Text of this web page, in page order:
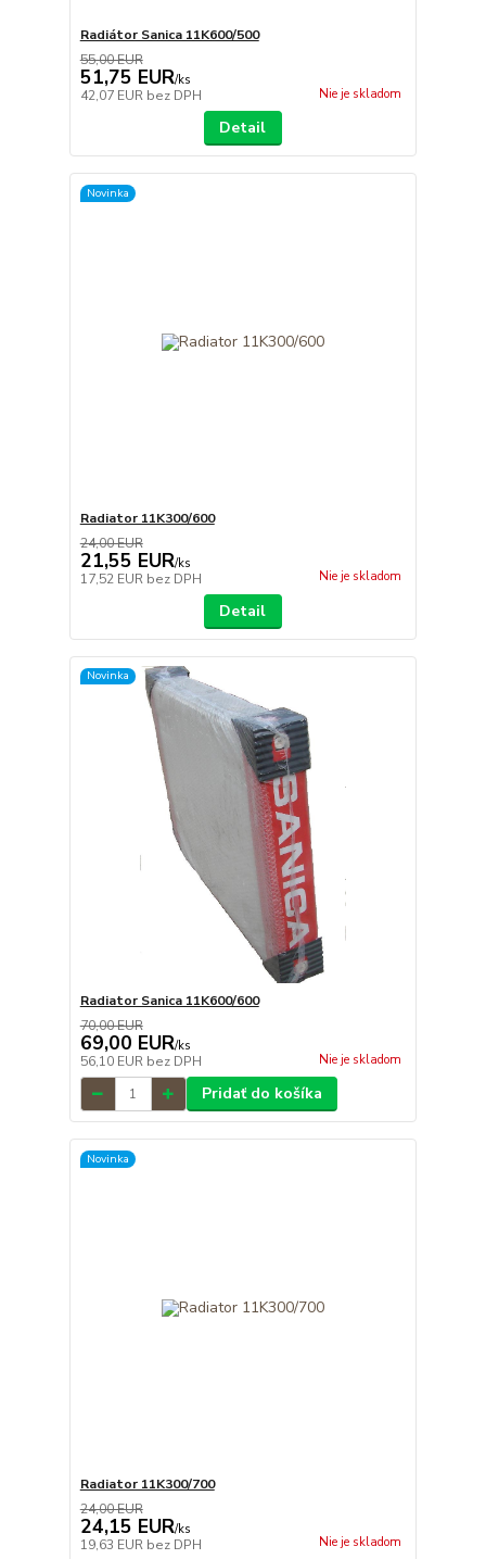
Radiátor Sanica 11K600/500
55,00 EUR
51,75 EUR/ks
42,07 EUR bez DPH Nie je skladom
Detail
Novinka
Radiator 11K300/600
24,00 EUR
21,55 EUR/ks
17,52 EUR bez DPH Nie je skladom
Detail
Novinka
Radiator Sanica 11K600/600
70,00 EUR
69,00 EUR/ks
56,10 EUR bez DPH Nie je skladom
Pridať do košíka
Novinka
Radiator 11K300/700
24,00 EUR
24,15 EUR/ks
19,63 EUR bez DPH Nie je skladom